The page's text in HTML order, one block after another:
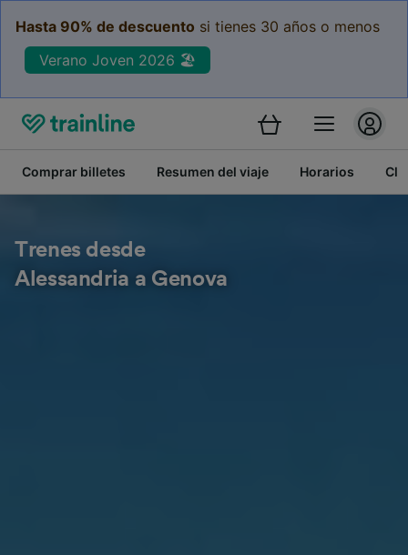
Hasta 90% de descuento si tienes 30 años o menos
Verano Joven 2026 🏖️
Comprar billetes Resumen del viaje Horarios
Trenes desde
Alessandria a Genova